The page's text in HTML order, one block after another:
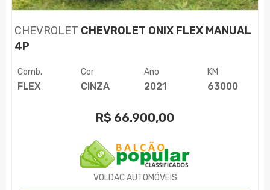
CHEVROLET CHEVROLET ONIX FLEX MANUAL
4P
Comb.
FLEX
Cor
CINZA
Ano
2021
KM
63000
R$ 66.900,00
VOLDAC AUTOMÓVEIS